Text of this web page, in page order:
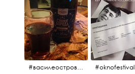
#василеостровское #синяяборода #пиво #пивовобла #вобла #рыба #oknofestival